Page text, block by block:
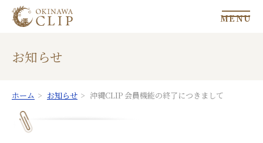
MENU
お知らせ
ホーム お知らせ 沖縄CLIP 会員機能の終了につきまして